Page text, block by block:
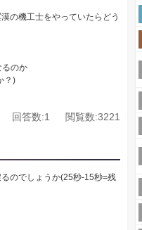
の機工士をやっていたらどう
のか
？)
回答数:1 閲覧数:3221
のでしょうか(25秒-15秒=残